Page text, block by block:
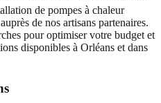
de pompes à chaleur
de nos artisans partenaires.
pour optimiser votre budget et
disponibles à Orléans et dans